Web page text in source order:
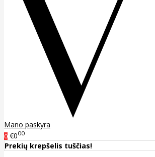
Mano paskyra
0 €000
Prekių krepšelis tuščias!